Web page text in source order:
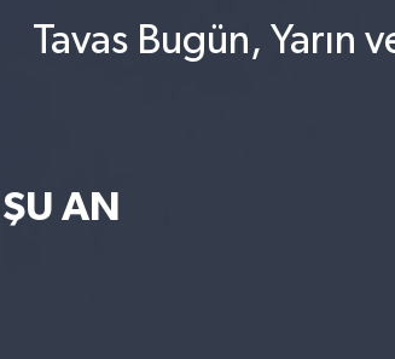
Tavas Bugün, Yarın
ŞU AN